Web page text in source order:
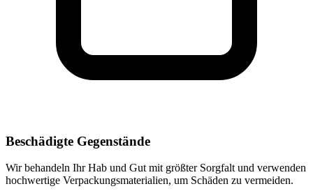
Beschädigte Gegenstände
Wir behandeln Ihr Hab und Gut mit größter Sorgfalt und verwenden
hochwertige Verpackungsmaterialien, um Schäden zu vermeiden.